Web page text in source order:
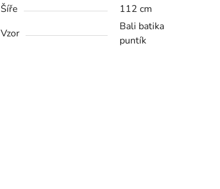
Šíře
112 cm
Vzor
Bali batika
puntík